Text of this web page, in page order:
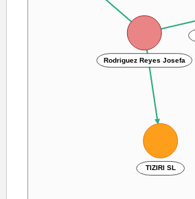
Rodriguez Reyes Josefa
TIZIRI SL